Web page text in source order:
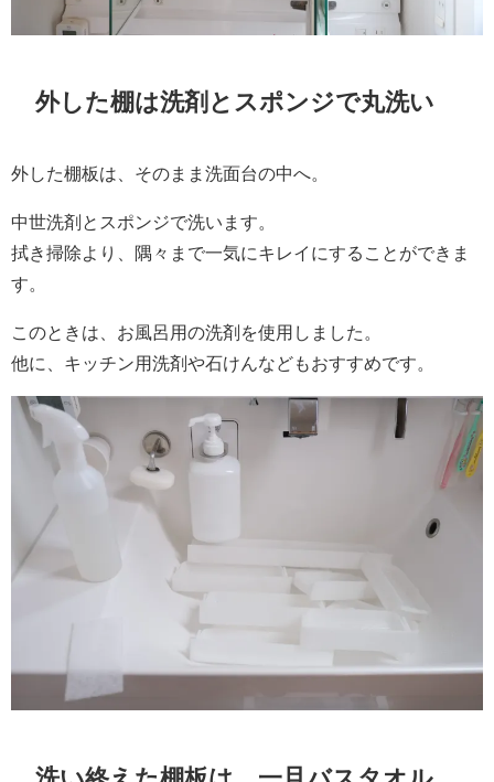
外した棚は洗剤とスポンジで丸洗い
外した棚板は、そのまま洗面台の中へ。
中世洗剤とスポンジで洗います。
拭き掃除より、隅々まで一気にキレイにすることができま
す。
このときは、お風呂用の洗剤を使用しました。
他に、キッチン用洗剤や石けんなどもおすすめです。
洗い終えた棚板は、一旦バスタオル